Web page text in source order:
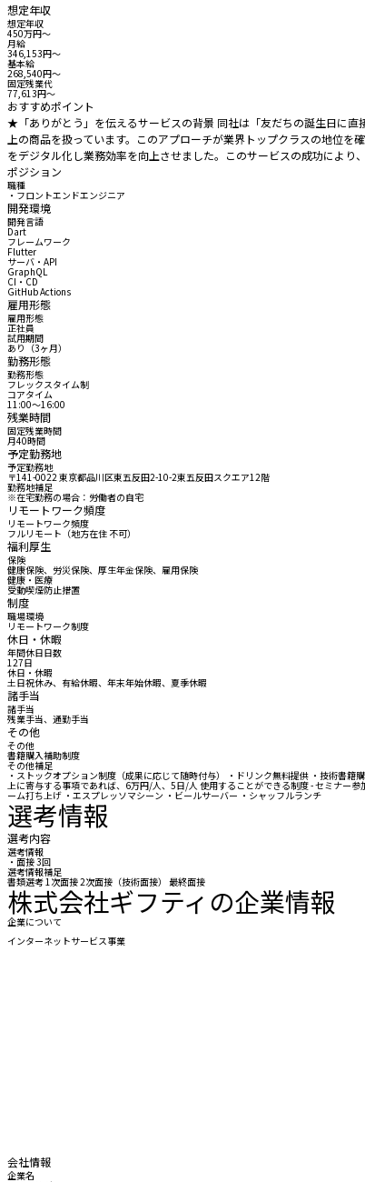
想定年収
想定年収
450万円〜
月給
346,153円〜
基本給
268,540円〜
固定残業代
77,613円〜
おすすめポイント
★「ありがとう」を伝えるサービスの背景 同社は「友だちの誕生日に
上の商品を扱っています。このアプローチが業界トップクラスの地位
をデジタル化し業務効率を向上させました。このサービスの成功により
ポジション
職種
・フロントエンドエンジニア
開発環境
開発言語
Dart
フレームワーク
Flutter
サーバ・API
GraphQL
CI・CD
GitHub Actions
雇用形態
雇用形態
正社員
試用期間
あり（3ヶ月）
勤務形態
勤務形態
フレックスタイム制
コアタイム
11:00〜16:00
残業時間
固定残業時間
月40時間
予定勤務地
予定勤務地
〒141-0022 東京都品川区東五反田2-10-2東五反田スクエア12階
勤務地補足
※在宅勤務の場合：労働者の自宅
リモートワーク頻度
リモートワーク頻度
フルリモート（地方在住 不可）
福利厚生
保険
健康保険、労災保険、厚生年金保険、雇用保険
健康・医療
受動喫煙防止措置
制度
職場環境
リモートワーク制度
休日・休暇
年間休日日数
127日
休日・休暇
土日祝休み、有給休暇、年末年始休暇、夏季休暇
諸手当
諸手当
残業手当、通勤手当
その他
その他
書籍購入補助制度
その他補足
・ストックオプション制度（成果に応じて随時付与） ・ドリンク無料提供 ・技術書
上に寄与する事項であれば、6万円/人、5日/人 使用することができる制度 - セミナー
ーム打ち上げ ・エスプレッソマシーン ・ビールサーバー ・シャッフルランチ
選考情報
選考内容
選考情報
・面接 3回
選考情報補足
書類選考 1次面接 2次面接（技術面接） 最終面接
株式会社ギフティの企業情報
企業について
インターネットサービス事業
会社情報
企業名